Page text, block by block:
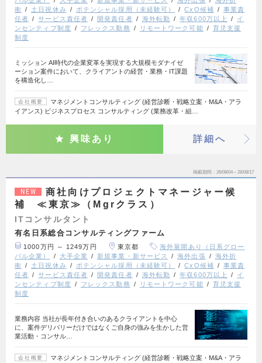
衝
土日祝休み ポテンシャル採用（未経験可） CxO候補
事業責
任者
サービス責任者 開発責任者 海外転勤 年収600万以上
イ
ンセンティブ制度
フレックス勤務 リモートワーク可能
育児支援
制度
ミッション AI時代の企業変革を実現する大規模モダナイゼ
ーション案件において、クライアントの経営・業務・IT課題
を構造化し…
会社概要
マネジメントコンサルティング (経営診断・戦略立案・M&A・アラ
イアンス) ビジネスプロセス コンサルティング (業務改革・組…
興味あり 詳細へ
掲載期間 26/08/04～26/08/17
NEW
商社向けプロジェクトマネージャー候
補 ≪東京≫（Mgrクラス）
ITコンサルタント
有名日系総合コンサルティングファーム
1000万円 ～ 1249万円 東京都
海外展開あり（日系グロー
バル企業）
大手企業 新規事業・新サービス 海外出張
海外折
衝
土日祝休み ポテンシャル採用（未経験可） CxO候補
事業責
任者
サービス責任者 開発責任者 海外転勤 年収600万以上
イ
ンセンティブ制度
フレックス勤務 リモートワーク可能
育児支援
制度
業務内容 当社が長年付き合いのあるクライアントを中心
に、案件デリバリーだけではなくご自身の強みを生かした営
業活動・コンサル…
会社概要
マネジメントコンサルティング (経営診断・戦略立案・M&A・アラ